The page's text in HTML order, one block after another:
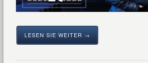
LESEN SIE WEITER →